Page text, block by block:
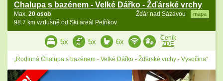
Chalupa s bazénem - Velké Dářko - Žďárské vrchy
Žďár nad Sázavou mapa
Max. 20 osob
98.7 km vzdušně od Ski areál Petříkov
5x 5x 6x
Ceník
ZDE
„Rodinná Chalupa s bazénem - Velké Dářko - Žďárské vrchy - Vysočina“